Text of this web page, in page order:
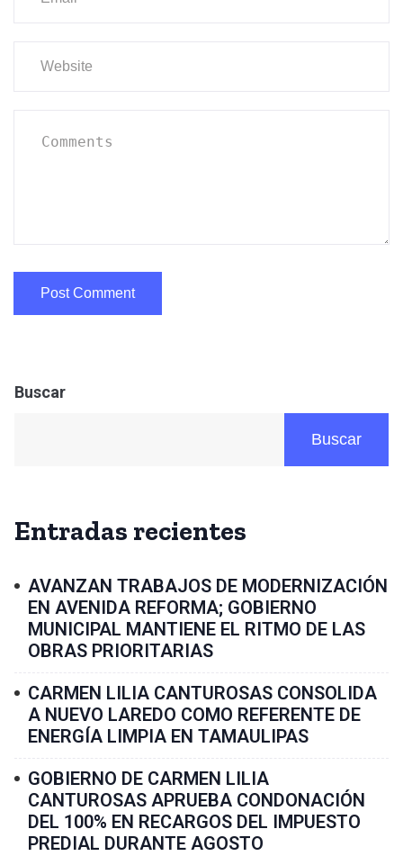
Buscar
Buscar
Entradas recientes
AVANZAN TRABAJOS DE MODERNIZACIÓN
EN AVENIDA REFORMA; GOBIERNO
MUNICIPAL MANTIENE EL RITMO DE LAS
OBRAS PRIORITARIAS
CARMEN LILIA CANTUROSAS CONSOLIDA
A NUEVO LAREDO COMO REFERENTE DE
ENERGÍA LIMPIA EN TAMAULIPAS
GOBIERNO DE CARMEN LILIA
CANTUROSAS APRUEBA CONDONACIÓN
DEL 100% EN RECARGOS DEL IMPUESTO
PREDIAL DURANTE AGOSTO